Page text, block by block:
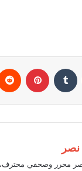
لينكدإن
محرر وصحفي محترف،